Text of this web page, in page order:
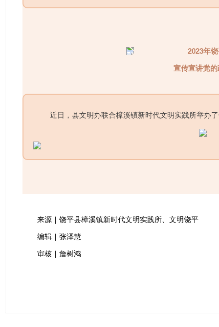
2023年
宣传宣讲党
近日，县文明办联合樟溪镇新时代文明实践所举办
来源｜饶平县樟溪镇新时代文明实践所、文明饶平
编辑｜张泽慧
审核｜詹树鸿